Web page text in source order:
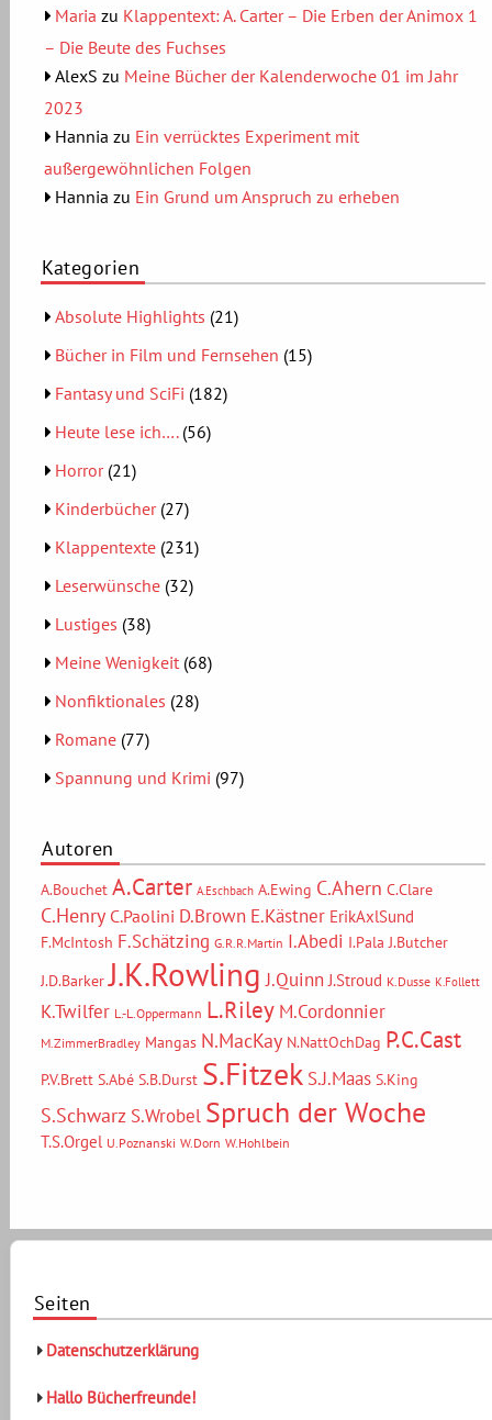
Maria zu Klappentext: A. Carter – Die Erben der Animox 1
– Die Beute des Fuchses
AlexS zu Meine Bücher der Kalenderwoche 01 im Jahr
2023
Hannia zu Ein verrücktes Experiment mit
außergewöhnlichen Folgen
Hannia zu Ein Grund um Anspruch zu erheben
Kategorien
Absolute Highlights (21)
Bücher in Film und Fernsehen (15)
Fantasy und SciFi (182)
Heute lese ich….(56)
Horror(21)
Kinderbücher(27)
Klappentexte (231)
Leserwünsche (32)
Lustiges (38)
Meine Wenigkeit (68)
Nonfiktionales (28)
Romane (77)
Spannung und Krimi (97)
Autoren
A.Bouchet A.Carter A.Eschbach A.Ewing C.Ahern C.Clare
C.Henry C.Paolini D.Brown E.Kästner ErikAxlSund
F.McIntosh F.Schätzing G.R.R.Martin I.Abedi I.Pala J.Butcher
J.D.Barker J.K.Rowling J.Quinn J.Stroud K.Dusse K.Follett
K.Twilfer L.-L.Oppermann L.Riley M.Cordonnier
M.ZimmerBradley Mangas N.MacKay N.NattOchDag P.C.Cast
P.V.Brett S.Abé S.B.Durst S.Fitzek S.J.Maas S.King
S.Schwarz S.Wrobel Spruch der Woche
T.S.Orgel U.Poznanski W.Dorn W.Hohlbein
Seiten
Datenschutzerklärung
Hallo Bücherfreunde!